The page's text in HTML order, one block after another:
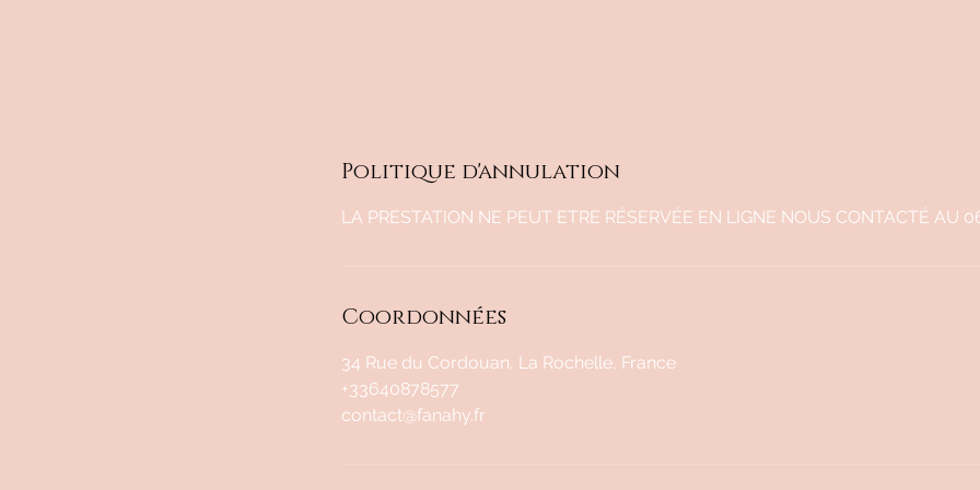
Politique d'annulation
LA PRESTATION NE PEUT ETRE RÉSERVÉE EN LIGNE NOUS CONTACTÉ AU
Coordonnées
34 Rue du Cordouan, La Rochelle, France
+33640878577
contact@fanahy.fr